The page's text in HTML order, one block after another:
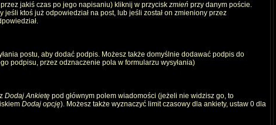
jakiś czas po jego napisaniu) kliknij w przycisk zmień przy danym poście.
ktoś już odpowiedział na post, lub jeśli został on zmieniony przez
postu, aby dodać podpis. Możesz także domyślnie dodawać podpis do
podpisu, przez odznaczenie pola w formularzu wysyłania)
Dodaj Ankietę pod głównym polem wiadomości (jeżeli nie widzisz go, to
Dodaj opcję). Możesz także wyznaczyć limit czasowy dla ankiety, ustaw 0 dla